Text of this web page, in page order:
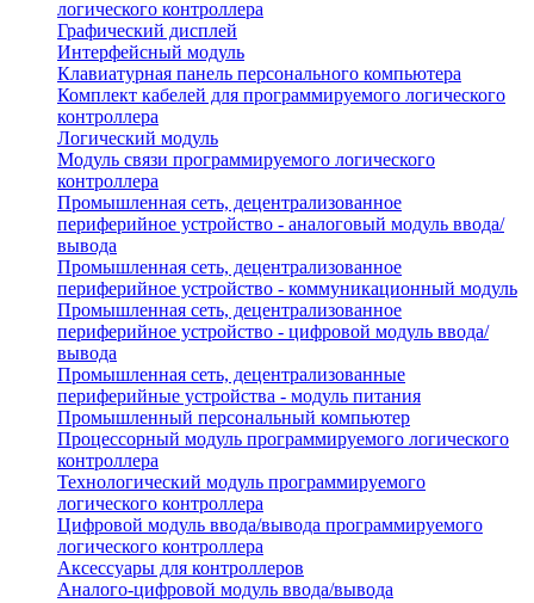
логического контроллера
Графический дисплей
Интерфейсный модуль
Клавиатурная панель персонального компьютера
Комплект кабелей для программируемого логического
контроллера
Логический модуль
Модуль связи программируемого логического
контроллера
Промышленная сеть, децентрализованное
периферийное устройство - аналоговый модуль ввода/
вывода
Промышленная сеть, децентрализованное
периферийное устройство - коммуникационный модуль
Промышленная сеть, децентрализованное
периферийное устройство - цифровой модуль ввода/
вывода
Промышленная сеть, децентрализованные
периферийные устройства - модуль питания
Промышленный персональный компьютер
Процессорный модуль программируемого логического
контроллера
Технологический модуль программируемого
логического контроллера
Цифровой модуль ввода/вывода программируемого
логического контроллера
Аксессуары для контроллеров
Аналого-цифровой модуль ввода/вывода